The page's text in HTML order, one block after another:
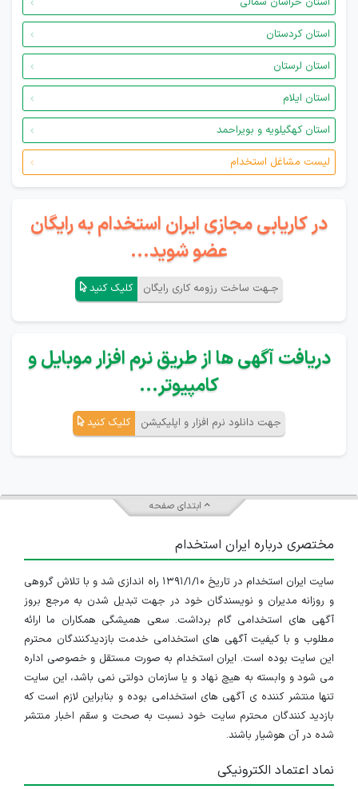
استان کردستان
استان لرستان
استان ایلام
استان کهگیلویه و بویراحمد
لیست مشاغل استخدام
در کاریابی مجازی ایران استخدام به رایگان
عضو شوید...
جـهت ساخت رزومه کاری رایگان کلیک کنید
دریافت آگهی ها از طریق نرم افزار موبایل و
کامپیوتر...
جهت دانلود نرم افزار و اپلیکیشن کلیک کنید
ابتدای صفحه
مختصری درباره ایران استخدام
سایت ایران استخدام در تاریخ ۱۳۹۱/۱/۱۰ راه اندازی شد و با تلاش گروهی
و روزانه مدیران و نویسندگان خود در جهت تبدیل شدن به مرجع بروز
آگهی های استخدامی گام برداشت. سعی همیشگی همکاران ما ارائه
مطلوب و با کیفیت آگهی های استخدامی خدمت بازدیدکنندگان محترم
این سایت بوده است. ایران استخدام به صورت مستقل و خصوصی اداره
می شود و وابسته به هیچ نهاد و یا سازمان دولتی نمی باشد، این سایت
تنها منتشر کننده ی آگهی های استخدامی بوده و بنابراین لازم است که
بازدید کنندگان محترم سایت خود نسبت به صحت و سقم اخبار منتشر
شده در آن هوشیار باشند.
نماد اعتماد الکترونیکی